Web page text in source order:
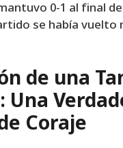
0-1 al final
se había vuelto
de una
Una
Coraje